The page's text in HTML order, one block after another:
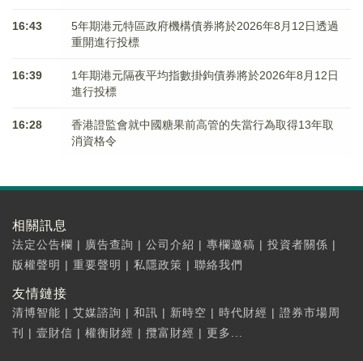
16:43
5年期港元特區政府機構債券將於2026年8月12日透過
重開進行投標
16:39
1年期港元隔夜平均指數掛鉤債券將於2026年8月12日
進行投標
16:28
香港證監會就中國糖果前高管的失當行為取得13年取
消資格令
相關訊息
法定公告欄 | 廣告查詢 | 公司介紹 | 專欄邀稿 | 投資者關係 |
版權聲明 | 重要聲明 | 私隱政策 | 聯絡我們
友情鏈接
清博智能 | 艾媒諮詢 | 和訊 | 新時空 | 時代財經 | 證券市場周
刊
| 壹財信 | 權衡財經 | 攬富財經 | 更多...